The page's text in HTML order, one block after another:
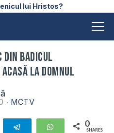
lui Hristos?
din Badicul
la Domnul
MCTV
Telegram WhatsApp
0
SHARES